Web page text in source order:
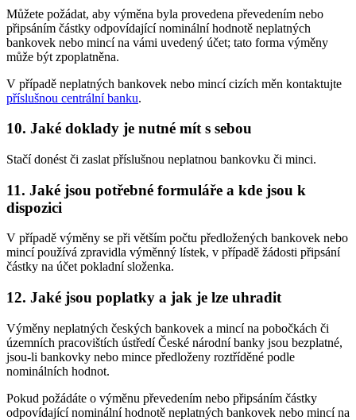
Můžete požádat, aby výměna byla provedena převedením nebo
připsáním částky odpovídající nominální hodnotě neplatných
bankovek nebo mincí na vámi uvedený účet; tato forma výměny
může být zpoplatněna.
V případě neplatných bankovek nebo mincí cizích měn kontaktujte
příslušnou centrální banku.
10. Jaké doklady je nutné mít s sebou
Stačí donést či zaslat příslušnou neplatnou bankovku či minci.
11. Jaké jsou potřebné formuláře a kde jsou k
dispozici
V případě výměny se při větším počtu předložených bankovek nebo
mincí používá zpravidla výměnný lístek, v případě žádosti připsání
částky na účet pokladní složenka.
12. Jaké jsou poplatky a jak je lze uhradit
Výměny neplatných českých bankovek a mincí na pobočkách či
územních pracovištích ústředí České národní banky jsou bezplatné,
jsou-li bankovky nebo mince předloženy roztříděné podle
nominálních hodnot.
Pokud požádáte o výměnu převedením nebo připsáním částky
odpovídající nominální hodnotě neplatných bankovek nebo mincí na